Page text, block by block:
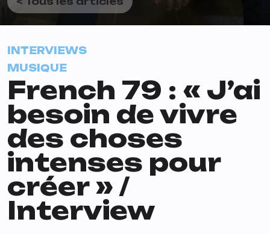
INTERVIEWS
MUSIQUE
French 79 : « J’ai
besoin de vivre
des choses
intenses pour
créer » /
Interview